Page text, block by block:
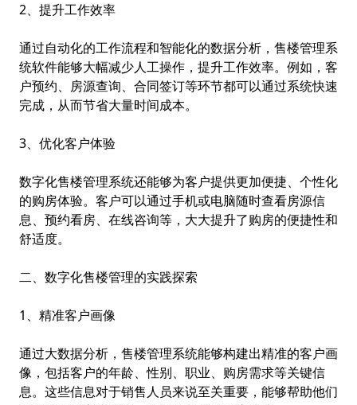
2、提升工作效率
通过自动化的工作流程和智能化的数据分析，售楼管理系
统软件能够大幅减少人工操作，提升工作效率。例如，客
户预约、房源查询、合同签订等环节都可以通过系统快速
完成，从而节省大量时间成本。
3、优化客户体验
数字化售楼管理系统还能够为客户提供更加便捷、个性化
的购房体验。客户可以通过手机或电脑随时查看房源信
息、预约看房、在线咨询等，大大提升了购房的便捷性和
舒适度。
二、数字化售楼管理的实践探索
1、精准客户画像
通过大数据分析，售楼管理系统能够构建出精准的客户画
像，包括客户的年龄、性别、职业、购房需求等关键信
息。这些信息对于销售人员来说至关重要，能够帮助他们